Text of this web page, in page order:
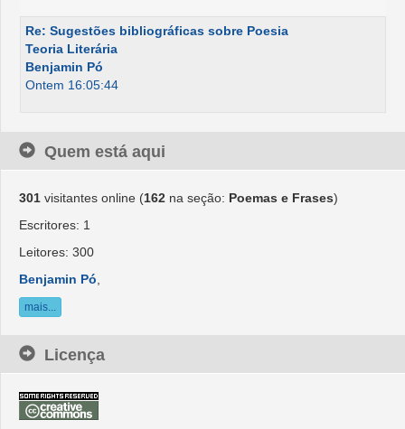
Re: Sugestões bibliográficas sobre Poesia
Teoria Literária
Benjamin Pó
Ontem 16:05:44
Quem está aqui
301 visitantes online (162 na seção: Poemas e Frases)
Escritores: 1
Leitores: 300
Benjamin Pó
mais...
Licença